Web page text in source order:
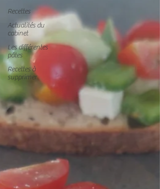
Recettes
Actualités du
cabinet
Les différentes
pâtes
Recettes à
supprimer